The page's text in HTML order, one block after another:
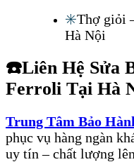
✳️Thợ giỏi
Hà Nội
☎️Liên Hệ Sửa
Ferroli Tại Hà
Trung Tâm Bảo
phục vụ hàng ngàn
uy tín – chất lượng